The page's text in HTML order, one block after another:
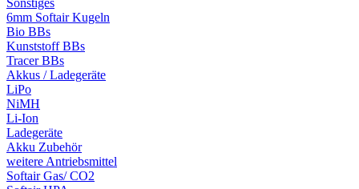
Sonstiges
6mm Softair Kugeln
Bio BBs
Kunststoff BBs
Tracer BBs
Akkus / Ladegeräte
LiPo
NiMH
Li-Ion
Ladegeräte
Akku Zubehör
weitere Antriebsmittel
Softair Gas/ CO2